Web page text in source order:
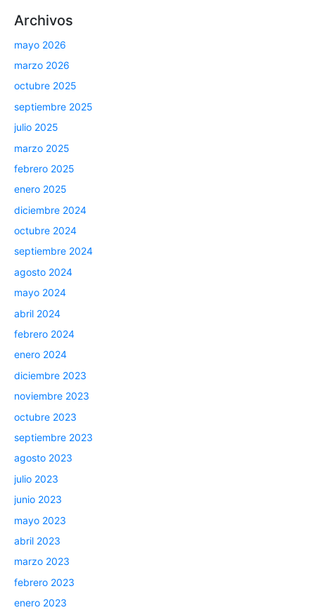
Archivos
mayo 2026
marzo 2026
octubre 2025
septiembre 2025
julio 2025
marzo 2025
febrero 2025
enero 2025
diciembre 2024
octubre 2024
septiembre 2024
agosto 2024
mayo 2024
abril 2024
febrero 2024
enero 2024
diciembre 2023
noviembre 2023
octubre 2023
septiembre 2023
agosto 2023
julio 2023
junio 2023
mayo 2023
abril 2023
marzo 2023
febrero 2023
enero 2023